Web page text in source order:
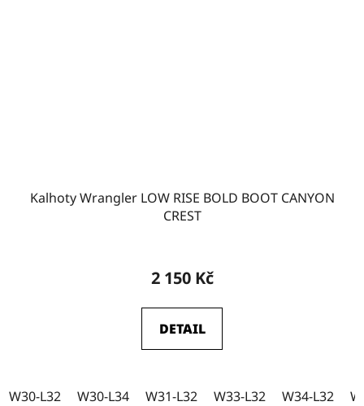
Kalhoty Wrangler LOW RISE BOLD BOOT CANYON
CREST
2 150 Kč
DETAIL
W30-L32 W30-L34 W31-L32 W33-L32 W34-L32